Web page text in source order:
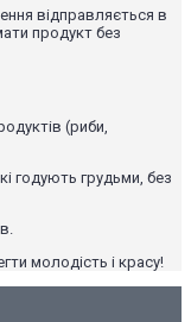
відправляється в
продукт без
(риби,
годують грудьми, без
молодість і красу!